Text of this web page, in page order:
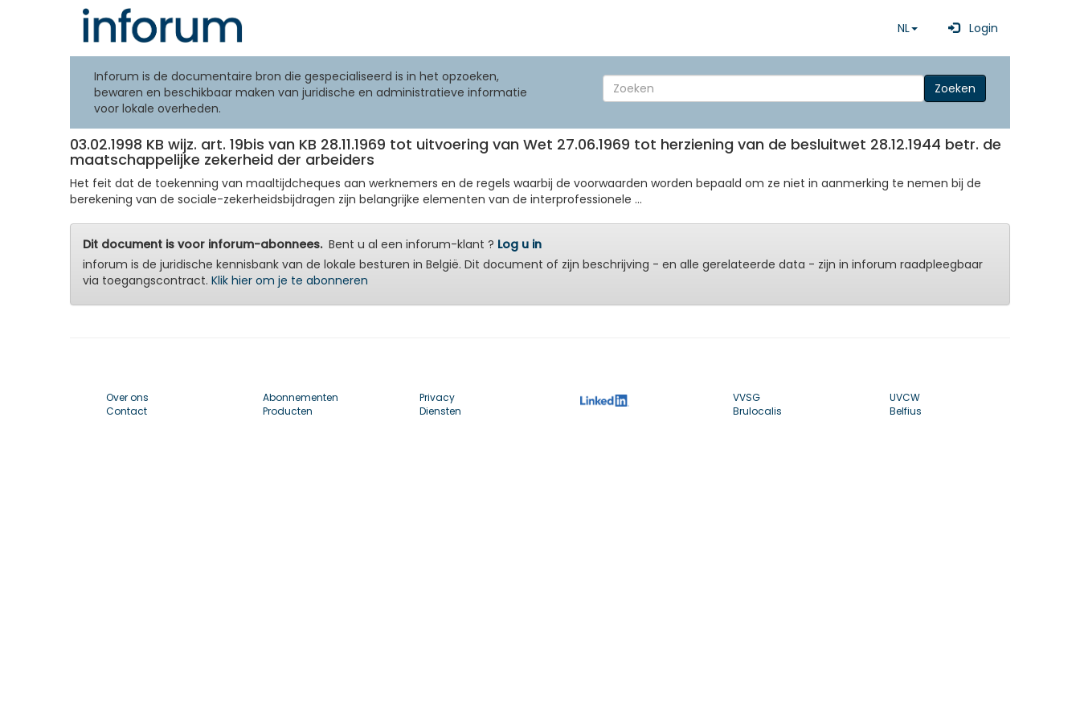
NL Login
Inforum is de documentaire bron die gespecialiseerd is in het opzoeken,
bewaren en beschikbaar maken van juridische en administratieve informatie
voor lokale overheden.
Zoeken
03.02.1998 KB wijz. art. 19bis van KB 28.11.1969 tot uitvoering van Wet 27.06.1969 tot herziening van de besluitwet 28.12.1944 betr. de
maatschappelijke zekerheid der arbeiders
Het feit dat de toekenning van maaltijdcheques aan werknemers en de regels waarbij de voorwaarden worden bepaald om ze niet in aanmerking te nemen bij de
berekening van de sociale-zekerheidsbijdragen zijn belangrijke elementen van de interprofessionele ...
Dit document is voor inforum-abonnees.Bent u al een inforum-klant ? Log u in
inforum is de juridische kennisbank van de lokale besturen in België. Dit document of zijn beschrijving - en alle gerelateerde data - zijn in inforum raadpleegbaar
via toegangscontract. Klik hier om je te abonneren
Over ons
Contact
Abonnementen
Producten
Privacy
Diensten
VVSG
Brulocalis
UVCW
Belfius